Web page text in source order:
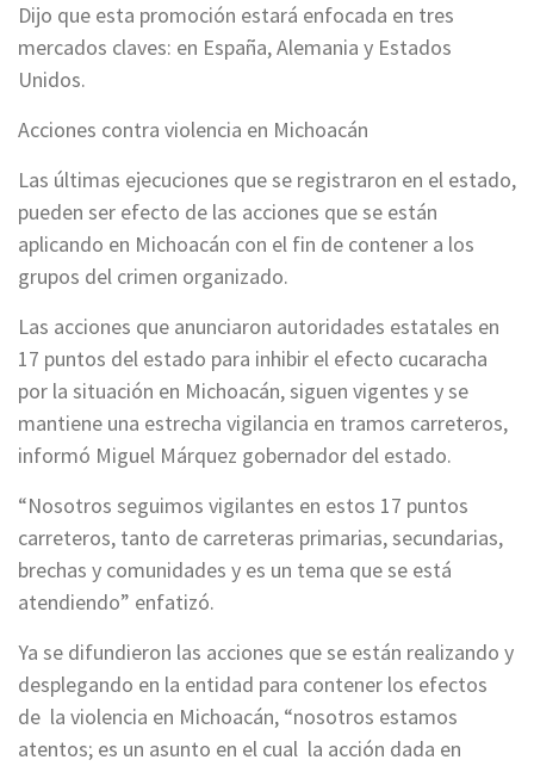
Dijo que esta promoción estará enfocada en tres
mercados claves: en España, Alemania y Estados
Unidos.
Acciones contra violencia en Michoacán
Las últimas ejecuciones que se registraron en el estado,
pueden ser efecto de las acciones que se están
aplicando en Michoacán con el fin de contener a los
grupos del crimen organizado.
Las acciones que anunciaron autoridades estatales en
17 puntos del estado para inhibir el efecto cucaracha
por la situación en Michoacán, siguen vigentes y se
mantiene una estrecha vigilancia en tramos carreteros,
informó Miguel Márquez gobernador del estado.
“Nosotros seguimos vigilantes en estos 17 puntos
carreteros, tanto de carreteras primarias, secundarias,
brechas y comunidades y es un tema que se está
atendiendo” enfatizó.
Ya se difundieron las acciones que se están realizando y
desplegando en la entidad para contener los efectos
de la violencia en Michoacán, “nosotros estamos
atentos; es un asunto en el cual la acción dada en